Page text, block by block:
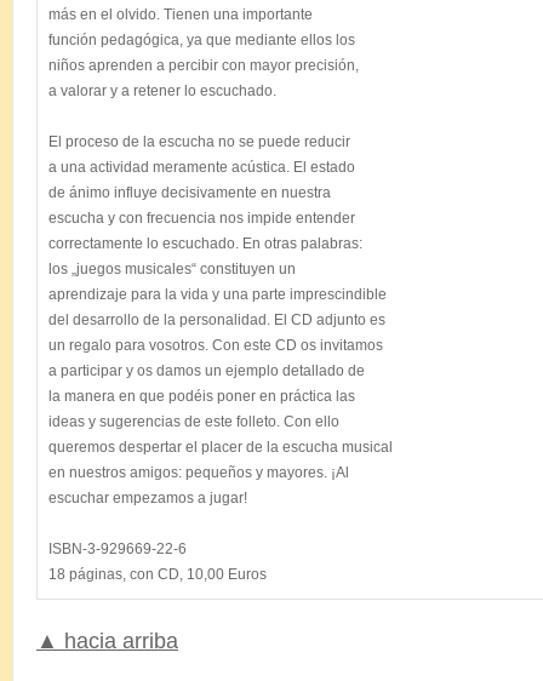
más en el olvido. Tienen una importante
función pedagógica, ya que mediante ellos los
niños aprenden a percibir con mayor precisión,
a valorar y a retener lo escuchado.
El proceso de la escucha no se puede reducir
a una actividad meramente acústica. El estado
de ánimo influye decisivamente en nuestra
escucha y con frecuencia nos impide entender
correctamente lo escuchado. En otras palabras:
los „juegos musicales“ constituyen un
aprendizaje para la vida y una parte imprescindible
del desarrollo de la personalidad. El CD adjunto es
un regalo para vosotros. Con este CD os invitamos
a participar y os damos un ejemplo detallado de
la manera en que podéis poner en práctica las
ideas y sugerencias de este folleto. Con ello
queremos despertar el placer de la escucha musical
en nuestros amigos: pequeños y mayores. ¡Al
escuchar empezamos a jugar!
ISBN-3-929669-22-6
▲ hacia arriba